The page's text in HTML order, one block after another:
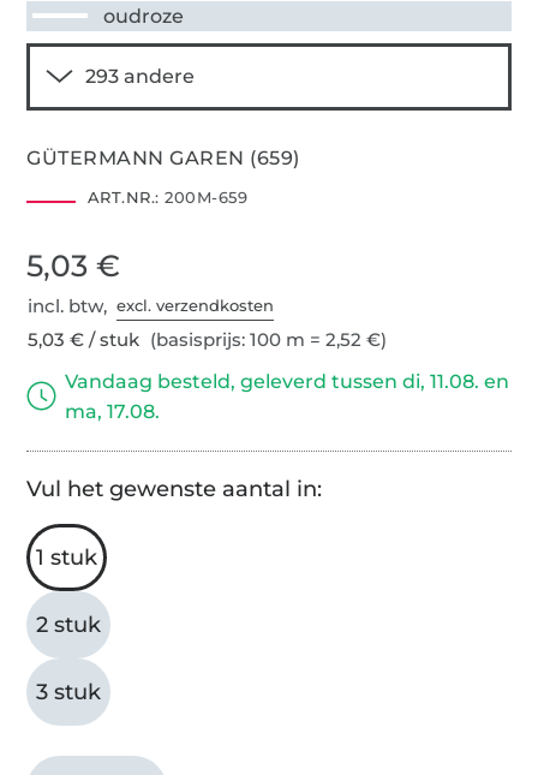
oudroze
GÜTERMANN GAREN (659)
ART.NR.: 200M-659
5,03 €
incl. btw,excl. verzendkosten
5,03 € / stuk (basisprijs: 100 m = 2,52 €)
Vandaag besteld, geleverd tussen di, 11.08. en
ma, 17.08.
Vul het gewenste aantal in:
1 stuk
2 stuk
3 stuk